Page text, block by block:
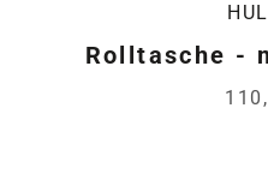
Rolltasche -